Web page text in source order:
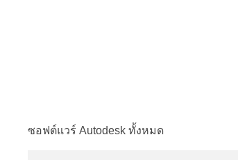
ซอฟต์แวร์ Autodesk ทั้งหมด